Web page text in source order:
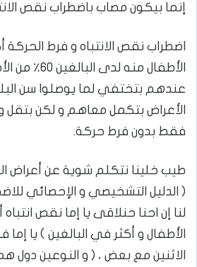
إنما بيكون مصاب باضطراب نقص
اضطراب نقص الانتباه و فرط
الأطفال منه لدى
الأعراض بتكمل معاهم و لكن بتقل
فقط بدون فرط حركة.
( الدليل التشخيصي و الإحصائي
لنا إن احنا حنلاقى يا إما نقص
الأطفال و أكثر في البالغين ) يا إما
الاثنين مع بعض ، ( و النوعين دول